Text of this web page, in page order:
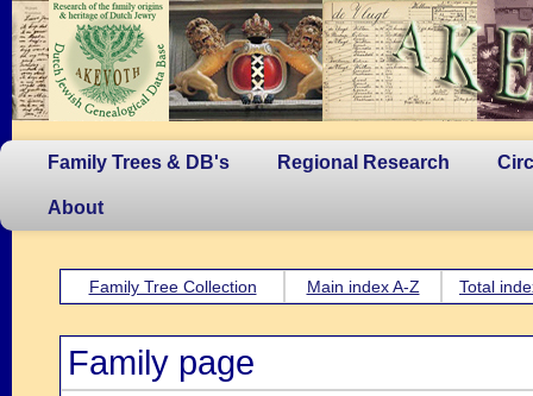
Family Trees & DB's Regional Research
About
Family Tree Collection Main index A-Z Total
Family page